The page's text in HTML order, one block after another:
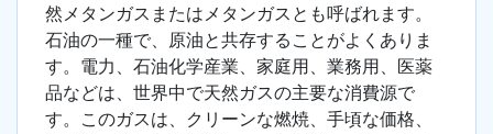
然メタンガスまたはメタンガスとも呼ばれます。
石油の一種で、原油と共存することがよくありま
す。電力、石油化学産業、家庭用、業務用、医薬
品などは、世界中で天然ガスの主要な消費源で
す。このガスは、クリーンな燃焼、手頃な価格、